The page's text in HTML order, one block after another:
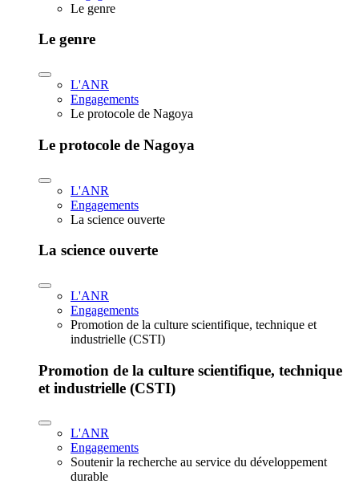
Le genre
Le genre
L'ANR
Engagements
Le protocole de Nagoya
Le protocole de Nagoya
L'ANR
Engagements
La science ouverte
La science ouverte
L'ANR
Engagements
Promotion de la culture scientifique, technique et
industrielle (CSTI)
Promotion de la culture scientifique, technique
et industrielle (CSTI)
L'ANR
Engagements
Soutenir la recherche au service du développement
durable